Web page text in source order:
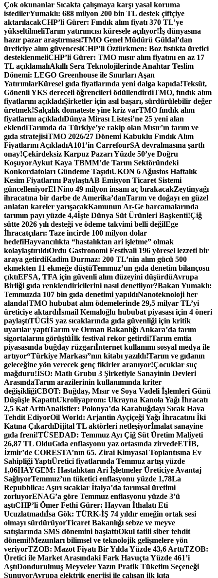
Çok okunanlar Sıcakta çalışmaya karşı yasal koruma
istedilerYumaklı: 688 milyon 200 bin TL destek çiftçiye
aktarılacakCHP’li Gürer: Fındık alım fiyatı 370 TL’ye
yükseltilmeliTarım yatırımcısı küresele açılıyor!İş dünyasına
hazır pazar araştırması!TMO Genel Müdürü Güldal’dan
üreticiye alım güvencesiCHP’li Öztürkmen: Boz fıstıkta üretici
desteklenmeliCHP’li Gürer: TMO mısır alım fiyatını en az 17
TL açıklamalıAkıllı Sera Teknolojilerinde Anahtar Teslim
Dönemi: LEGO Greenhouse ile Sınırları Aşan
YatırımlarKüresel gıda fiyatlarında yeni dalga kapıda!Teksüt,
Gönenli YKS dereceli öğrencileri ödüllendirdiTMO, fındık alım
fiyatlarını açıkladıŞirketler için asıl başarı, sürdürülebilir değer
üretmek!Salçalık domateste yine kriz varTMO fındık alım
fiyatlarını açıkladıDünya Mirası Listesi’ne 25 yeni alan
eklendiTarımda da Türkiye’ye rakip olan Mısır’ın tarım ve
gıda stratejisiTMO 2026/27 Dönemi Kabuklu Fındık Alım
Fiyatlarını AçıkladıA101’in CarrefourSA devralmasına şartlı
onay!Çekirdeksiz Karpuz Pazarı Yüzde 50’ye Doğru
KoşuyorAykut Kaya TBMM’de Tarım Sektöründeki
Konkordatoları Gündeme TaşıdıUKON 6 Ağustos Haftalık
Kesim Fiyatlarını PaylaştıAB Emisyon Ticaret Sistemi
güncelleniyorEl Nino 49 milyon insanı aç bırakacakZeytinyağı
ihracatına bir darbe de Amerika’danTarım ve doğayı en güzel
anlatan kareler yarışacakKamunun Ar-Ge harcamalarında
tarımın payı yüzde 4,4İşte Dünya Süt Ürünleri Başkenti!Çiğ
sütte 2026 yılı desteği ve ödeme takvimi belli değilEge
İhracatçıları: Taze incirde 100 milyon dolar
hedefiHayvancılıkta “hastalıktan ari işletme” olmak
kolaylaştırıldıOrdu Gastronomi Festivali 196 yöresel lezzeti bir
araya getirdiKadim Durmaz: 200 TL’nin alım gücü 500
ekmekten 11 ekmeğe düştüTemmuz’un gıda denetim bilançosu
çıktıEFSA, TFA için güvenli alım düzeyini düşürdüAvrupa
Birliği gıda renklendiricilerini nasıl denetliyor?Bakan Yumaklı:
Temmuzda 107 bin gıda denetimi yapıldıNanoteknoloji her
alanda!TMO hububat alım ödemelerinde 29,5 milyar TL’yi
üreticiye aktardıİsmail Kemaloğlu hububat piyasası için 4 öneri
paylaştıTÜGİS yaz sıcaklarında gıda güvenliği için kritik
uyarılar yaptıTarım ve Orman Bakanlığı Ankara’da tarım
sigortalarını görüştüİlk festival rekor getirdi!Tarım emtia
piyasasında buğday rüzgarıİnternet kullanımı sosyal medya ile
artıyor“Türkiye Markası”nın kitabı yazıldı!Tarım ve gıdanın
geleceğine yön verecek genç fikirler aranıyor!Çocuklar suç
mağduru!İSO: Matlı Grubu 3 Şirketiyle Sanayinin Devleri
ArasındaTarım arazilerinin kullanımında kriter
değişikliğiCBOT: Buğday, Mısır ve Soya Vadeli İşlemleri Günü
Düşüşle KapattıUkroliyaprom: Ukrayna Kanola Yağı İhracatı
2,5 Kat ArttıAnalistler: Polonya’da Karabuğdayı Sıcak Hava
Tehdit EdiyorOil World: Arjantin Ayçiçeği Yağı İhracatını İki
Katına ÇıkardıDijital TL aktörleri netleşiyorİmalat sanayine
gıda freni!TÜSEDAD: Temmuz Ayı Çiğ Süt Üretim Maliyeti
26,87 TL OlduGıda enflasyonu yaz ortasında zirvedeETİB,
İzmir’de CORESTA’nın 65. Zirai Kimyasal Toplantısına Ev
Sahipliği YaptıÜretici fiyatlarında Temmuz artışı yüzde
1,06HAYGEM: Hastalıktan Ari İşletmeler Üreticiye Avantaj
SağlıyorTemmuz’un tüketici enflasyonu yüzde 1,78La
Repubblica: Aşırı sıcaklar İtalya’da tarımsal üretimi
zorluyorENAG’a göre Temmuz enflasyonu yüzde 3’ü
aştıCHP’li Ömer Fethi Gürer: Hayvan İthalatı Eti
Ucuzlatmadıİsa Gök: TÜRK-İŞ 74 yıldır emeğin ortak sesi
olmayı sürdürüyorTicaret Bakanlığı sebze ve meyve
satışlarında SMS dönemini başlattıOkul tatili siber tehdit
dönemi!Mezunları bilimsel ve teknolojik gelişmelere yön
veriyorTZOB: Mazot Fiyatı Bir Yılda Yüzde 43,6 ArttıTZOB:
Üretici ile Market Arasındaki Fark Havuçta Yüzde 461’i
AştıDondurulmuş Meyveler Yazın Pratik Tüketim Seçeneği
SunuyorAvrupa elektrik enerjisi ile çalışan ilk kıta